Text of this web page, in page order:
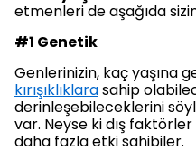
etmenleri de aşağıda
#1 Genetik
Genlerinizin, kaç yaşına
kırışıklıklarasahip
derinleşebileceklerini
var. Neyse ki dış
daha fazla etki sahibiler.